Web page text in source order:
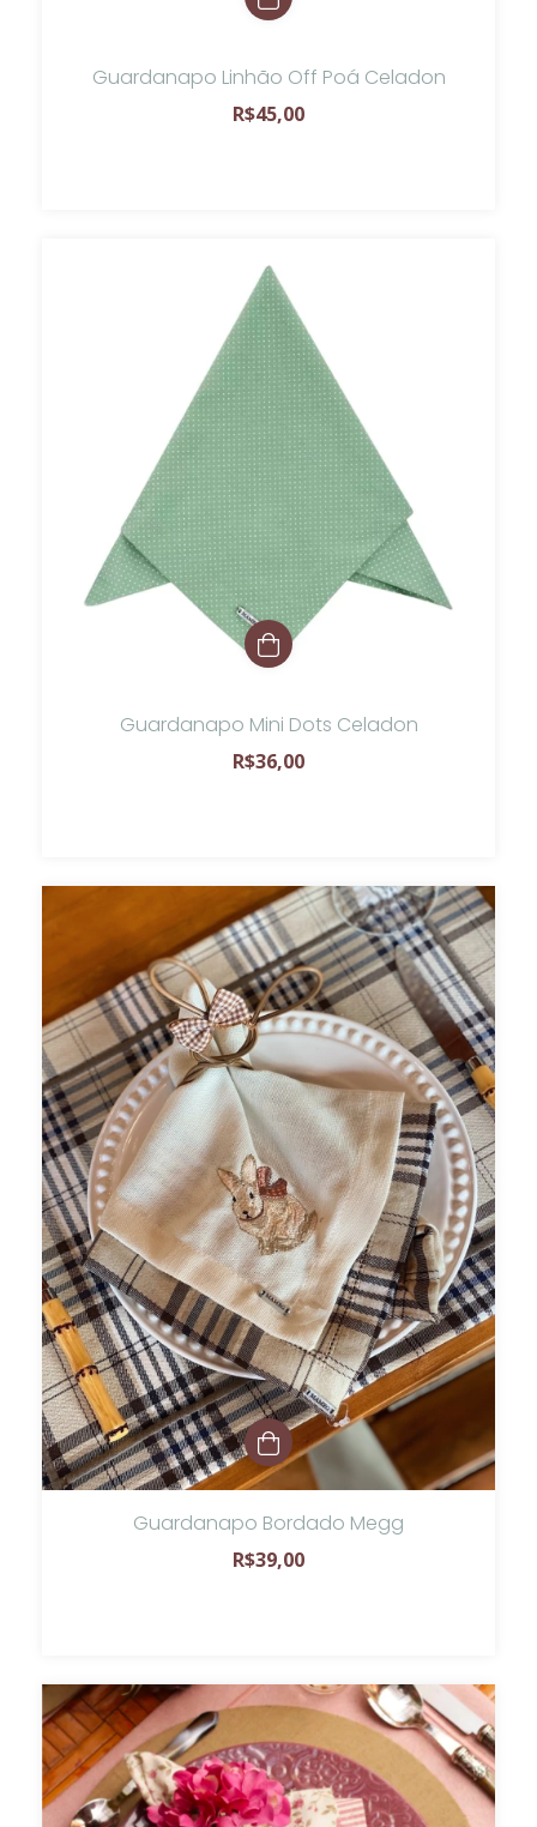
Guardanapo Linhão Off Poá Celadon
R$45,00
Guardanapo Mini Dots Celadon
R$36,00
Guardanapo Bordado Megg
R$39,00